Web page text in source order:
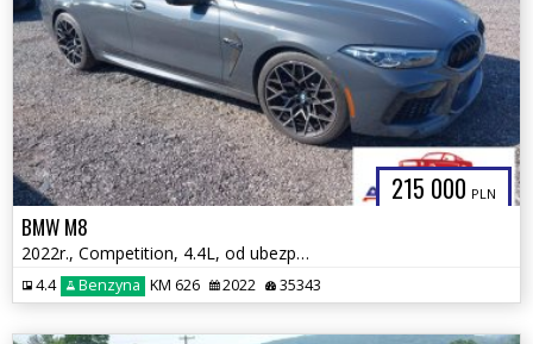
215 000 PLN
BMW M8
2022r., Competition, 4.4L, od ubezpieczalni
4.4 Benzyna KM 626 2022 35343